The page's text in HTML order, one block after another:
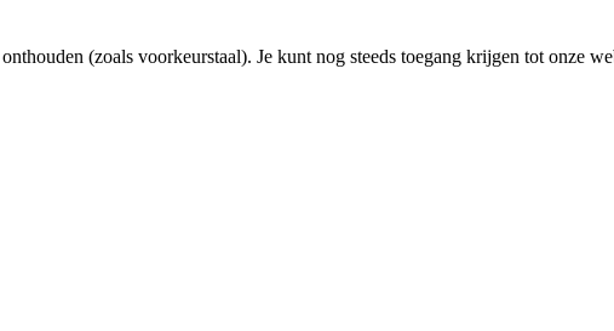
(zoals voorkeurstaal). Je kunt nog steeds toegang krijgen tot onze